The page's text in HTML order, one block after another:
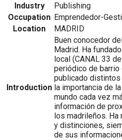
Industry
Publishing
Occupation Emprendedor-
Location
MADRID
Introduction
Buen conocedor
Madrid. Ha
local (CANAL 33
periódico de barrio
publicado
la importancia de
mundo cada vez
información de
los madrileños.
y distinciones,
de sus